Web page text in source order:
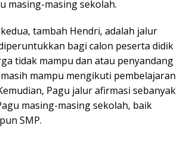
masing-masing sekolah.
tambah Hendri, adalah jalur
bagi calon peserta didik
tidak mampu dan atau penyandang
mampu mengikuti pembelajaran
Pagu jalur afirmasi sebanyak
masing-masing sekolah, baik
SMP.